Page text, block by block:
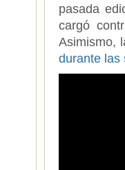
pasada
cargó
Asimismo,
durante